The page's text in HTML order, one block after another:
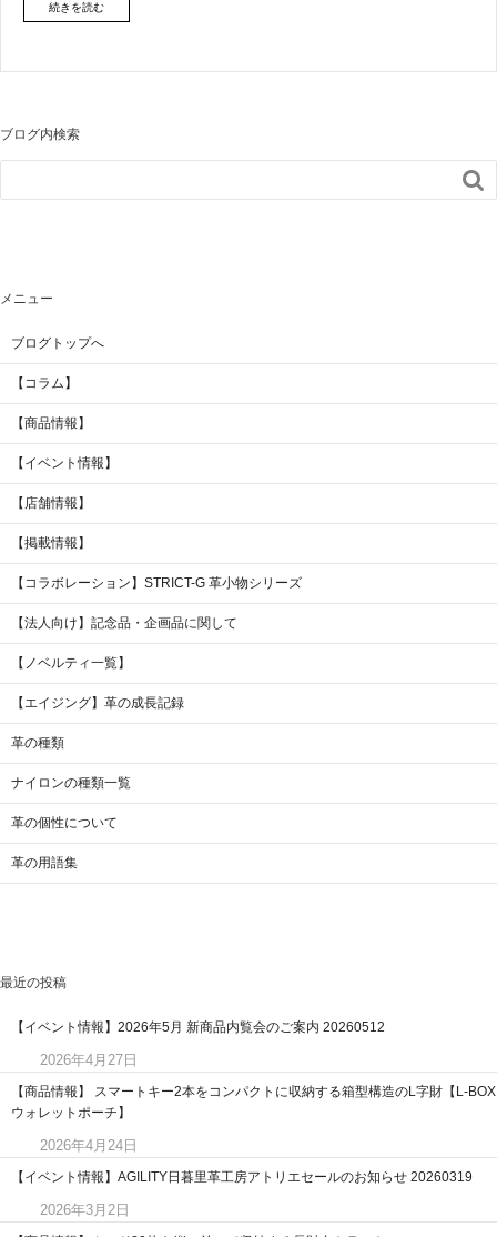
続きを読む
ブログ内検索

メニュー
ブログトップへ
【コラム】
【商品情報】
【イベント情報】
【店舗情報】
【掲載情報】
【コラボレーション】STRICT-G 革小物シリーズ
【法人向け】記念品・企画品に関して
【ノベルティ一覧】
【エイジング】革の成長記録
革の種類
ナイロンの種類一覧
革の個性について
革の用語集
最近の投稿
【イベント情報】2026年5月 新商品内覧会のご案内 20260512
2026年4月27日
【商品情報】 スマートキー2本をコンパクトに収納する箱型構造のL字財【L-BOX
ウォレットポーチ】
2026年4月24日
【イベント情報】AGILITY日暮里革工房アトリエセールのお知らせ 20260319
2026年3月2日